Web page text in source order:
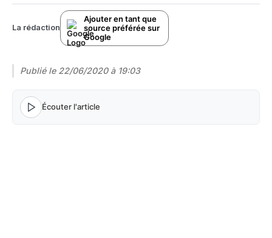
La rédaction
Ajouter en tant que
source préférée sur
Google
Publié le 22/06/2020 à 19:03
Écouter l'article